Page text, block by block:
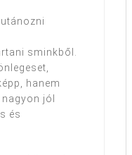
sminkből.
hanem
jól
és